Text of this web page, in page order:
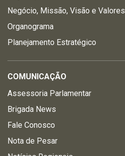
Negócio, Missão, Visão e Valores
Organograma
Planejamento Estratégico
COMUNICAÇÃO
Assessoria Parlamentar
Brigada News
Fale Conosco
Nota de Pesar